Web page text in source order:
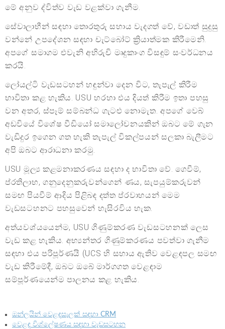
මේ අනුව ද්විත්ව වැඩ වළක්වා ගැනීම.
සේවාලාභීන් සඳහා තොරතුරු සහාය වැදගත් වේ, වඩාත් සුදුසු
වන්නේ උපදේශන සඳහා චැට්බෝට් ක්‍රියාත්මක කිරීමෙනි.
අපගේ සමාගම එවැනි අභිරුචි මෘදුකාංග විසඳුම් සංවර්ධනය
කරයි.
ලෝයල්ටි වැඩසටහන් හඳුන්වා දෙන විට, තැපැල් කිරීම
භාවිතා කළ හැකිය. USU හරහා එය දියත් කිරීම ඉතා පහසු
වන අතර, ස්පෑම් සම්බන්ධ ගැටළු නොමැත. අපගේ වෙබ්
අඩවියේ විශේෂ වීඩියෝ සමාලෝචනයකින් ඔබට මේ ගැන
වැඩිදුර ඉගෙන ගත හැකි තැපැල් විකල්පයන් සලකා බැලීමට
අපි ඔබට ආරාධනා කරමු.
USU මූල්‍ය කළමනාකරණය සඳහා ද භාවිතා වේ. ගෙවීම්,
ප්රතිලාභ, ගනුදෙනුකරුවන්ගෙන් ණය, සැපයුම්කරුවන්
සමඟ පියවීම් ආදිය පිළිබඳ දත්ත ප්රවාහයන් මෙම
වැඩසටහනට පහසුවෙන් හැසිරවිය හැක.
අත්යවශ්යයෙන්ම, USU ගිණුම්කරණ වැඩසටහනක් ලෙස
වැඩ කළ හැකිය. අභ්‍යන්තර ගිණුම්කරණය පවත්වා ගැනීම
සඳහා එය පරිපූර්ණයි (UCS හි සහාය ඇතිව වෙළඳපල සමඟ
වැඩ කිරීමේදී, ඔබට ඔබේ මාර්ගගත වෙළඳාම
සම්පූර්ණයෙන්ම පාලනය කළ හැකිය.
ඔන්ලයින් වෙළඳසැලක් සඳහා CRM
වෙළඳ විශ්ලේෂණය සඳහා වැඩසටහන